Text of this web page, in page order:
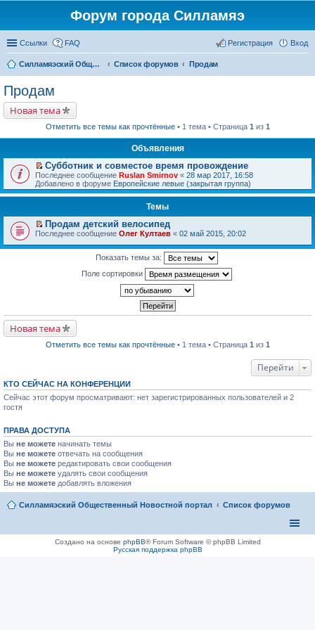
Форум города Силламяэ
Ссылки FAQ Вход
Регистрация
Силламяэский Общественный Новостной портал Список форумов Продам
Продам
Новая тема
Отметить все темы как прочтённые• 1 тема • Страница 1 из 1
Объявления
П
е
р
е
т
и
к
е
п
о
ч
н
о
м
о
о
б
щ
н
и
ю
Субботник и совместое время провождение
Последнее сообщение Ruslan Smirnov « 28 мар 2017, 16:58
Добавлено в форуме Европейские левые (закрытая группа)
Темы
П
р
р
о
м
у
р
о
ч
н
н
о
м
у
с
о
о
щ
и
Продам детский велосипед
Последнее сообщение Олег Култаев « 02 май 2015, 20:02
Показать темы за:
Поле сортировки
Новая тема
Отметить все темы как прочтённые• 1 тема • Страница 1 из 1
Перейти
КТО СЕЙЧАС НА КОНФЕРЕНЦИИ
Сейчас этот форум просматривают: нет зарегистрированных пользователей и 2
гостя
ПРАВА ДОСТУПА
Вы не можете начинать темы
Вы не можете отвечать на сообщения
Вы не можете редактировать свои сообщения
Вы не можете удалять свои сообщения
Вы не можете добавлять вложения
Силламяэский Общественный Новостной портал Список форумов
Создано на основе phpBB® Forum Software © phpBB Limited
Русская поддержка phpBB